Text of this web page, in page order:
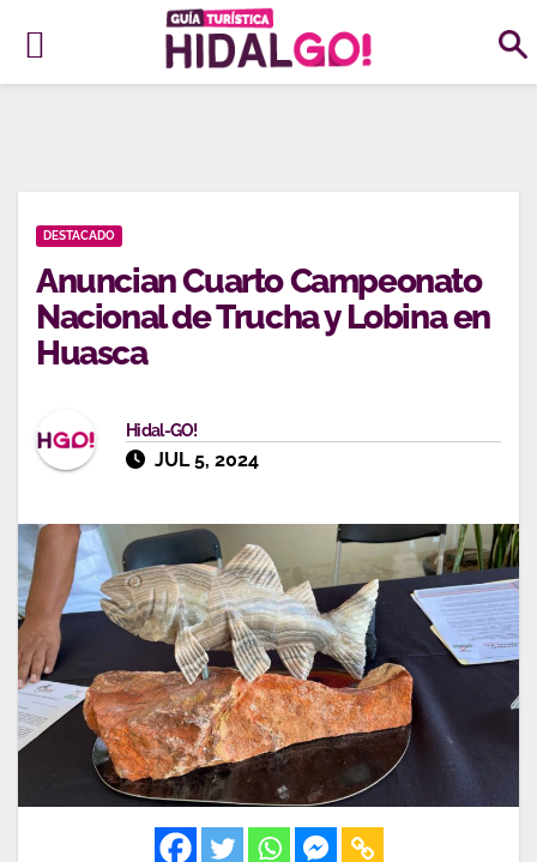
DESTACADO
Anuncian Cuarto Campeonato
Nacional de Trucha y Lobina en
Huasca
Hidal-GO!
JUL 5, 2024